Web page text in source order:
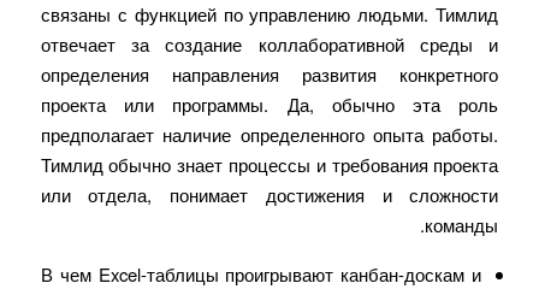
связаны с функцией по управлению людьми. Тимлид
отвечает за создание коллаборативной среды и
определения направления развития конкретного
проекта или программы. Да, обычно эта роль
предполагает наличие определенного опыта работы.
Тимлид обычно знает процессы и требования проекта
или отдела, понимает достижения и сложности
команды.
В чем Excel-таблицы проигрывают канбан-доскам и